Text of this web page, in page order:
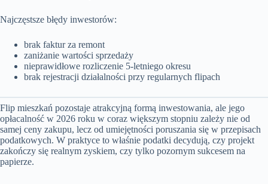
Najczęstsze błędy inwestorów:
brak faktur za remont
zaniżanie wartości sprzedaży
nieprawidłowe rozliczenie 5-letniego okresu
brak rejestracji działalności przy regularnych flipach
Flip mieszkań pozostaje atrakcyjną formą inwestowania, ale jego
opłacalność w 2026 roku w coraz większym stopniu zależy nie od
samej ceny zakupu, lecz od umiejętności poruszania się w przepisach
podatkowych. W praktyce to właśnie podatki decydują, czy projekt
zakończy się realnym zyskiem, czy tylko pozornym sukcesem na
papierze.